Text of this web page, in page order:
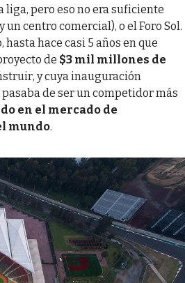
liga, pero eso no era suficiente
centro comercial), o el Foro Sol.
hasta hace casi 5 años en que
de $3 mil millones de
y cuya inauguración
de ser un competidor más
en el mercado de
mundo.